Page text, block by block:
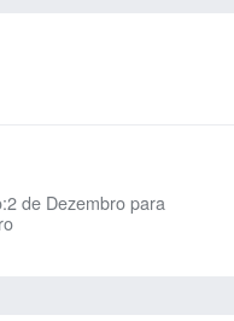
de Dezembro para